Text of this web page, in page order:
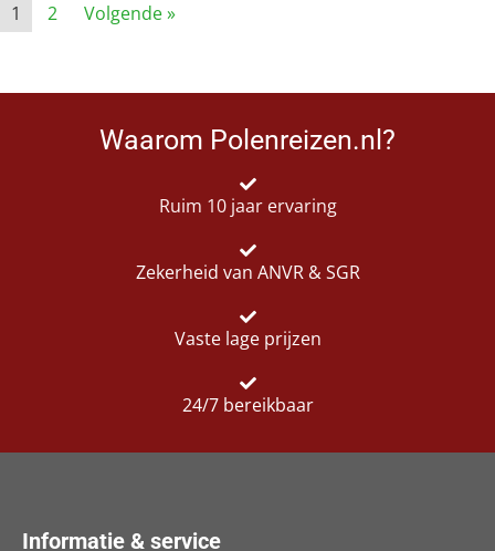
1 2 Volgende »
Waarom Polenreizen.nl?
Ruim 10 jaar ervaring
Zekerheid van ANVR & SGR
Vaste lage prijzen
24/7 bereikbaar
Informatie & service